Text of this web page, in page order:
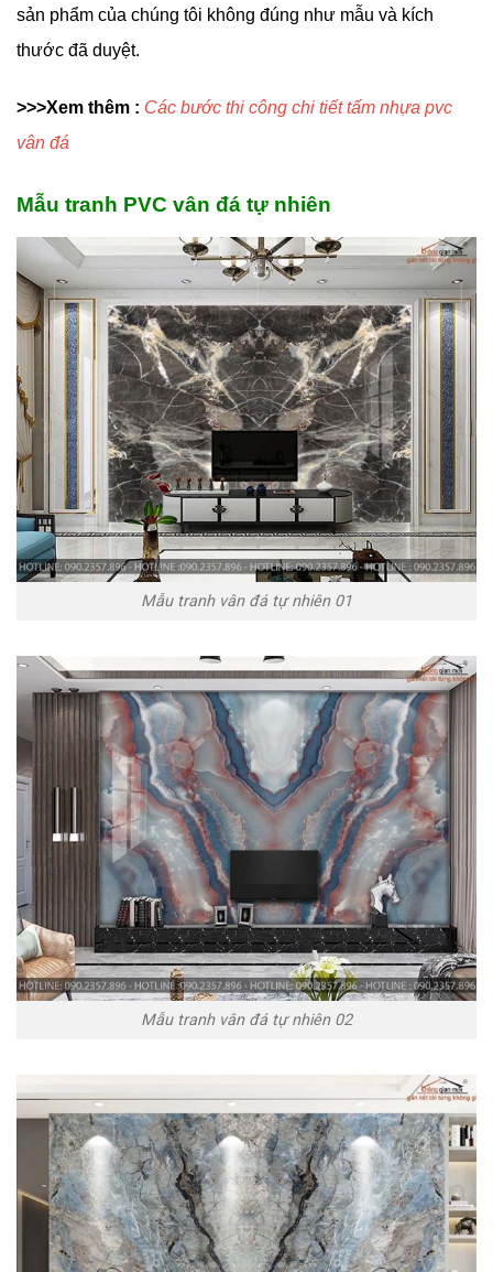
sản phẩm của chúng tôi không đúng như mẫu và kích
thước đã duyệt.
>>>Xem thêm : Các bước thi công chi tiết tấm nhựa pvc
vân đá
Mẫu tranh PVC vân đá tự nhiên
Mẫu tranh vân đá tự nhiên 01
Mẫu tranh vân đá tự nhiên 02